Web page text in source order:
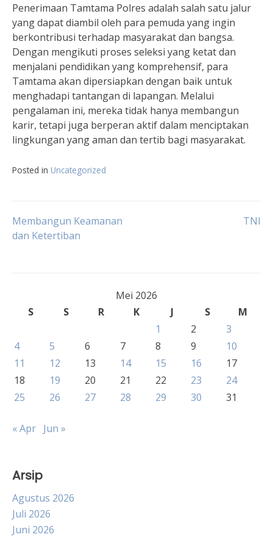
Penerimaan Tamtama Polres adalah salah satu jalur
yang dapat diambil oleh para pemuda yang ingin
berkontribusi terhadap masyarakat dan bangsa.
Dengan mengikuti proses seleksi yang ketat dan
menjalani pendidikan yang komprehensif, para
Tamtama akan dipersiapkan dengan baik untuk
menghadapi tantangan di lapangan. Melalui
pengalaman ini, mereka tidak hanya membangun
karir, tetapi juga berperan aktif dalam menciptakan
lingkungan yang aman dan tertib bagi masyarakat.
Posted in Uncategorized
Navigasi
Membangun Keamanan
dan Ketertiban
TNI
Mei 2026
S
S R K J S
M
1
2
3
4
5 6 7 8 9
10
11
12 13 14 15 16
17
18
19 20 21 22 23
24
25
26 27 28 29 30 31
« Apr Jun »
Arsip
Agustus 2026
Juli 2026
Juni 2026